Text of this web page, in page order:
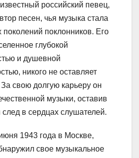
российский певец,
песен, чья музыка стала
поколений поклонников. Его
глубокой
и душевной
никого не оставляет
свою долгую карьеру он
музыки, оставив
в сердцах слушателей.
1943 года в Москве,
свое музыкальное